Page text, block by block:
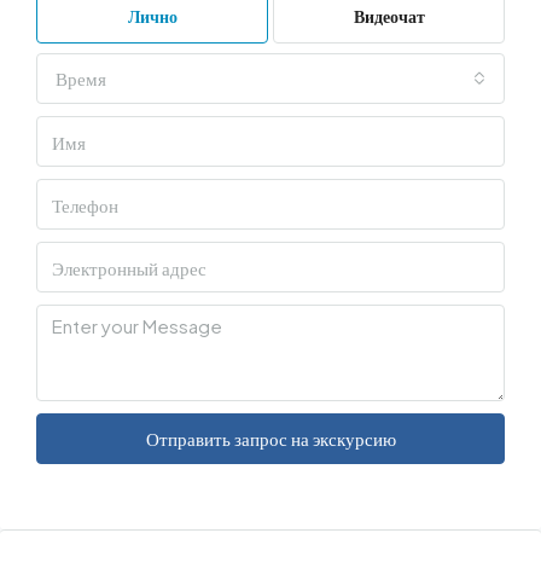
Лично Видеочат
Время
Отправить запрос на экскурсию